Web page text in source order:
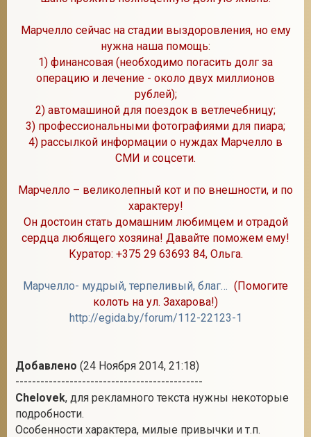
Марчелло сейчас на стадии выздоровления, но ему
нужна наша помощь:
1) финансовая (необходимо погасить долг за
операцию и лечение - около двух миллионов
рублей);
2) автомашиной для поездок в ветлечебницу;
3) профессиональными фотографиями для пиара;
4) рассылкой информации о нуждах Марчелло в
СМИ и соцсети.
Марчелло – великолепный кот и по внешности, и по
характеру!
Он достоин стать домашним любимцем и отрадой
сердца любящего хозяина! Давайте поможем ему!
Куратор: +375 29 63693 84, Ольга.
Марчелло- мудрый, терпеливый, благородный домашний Кот. (Помогите
колоть на ул. Захарова!)
http://egida.by/forum/112-22123-1
Добавлено (24 Ноября 2014, 21:18)
---------------------------------------------
Chelovek, для рекламного текста нужны некоторые
подробности.
Особенности характера, милые привычки и т.п.